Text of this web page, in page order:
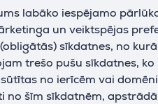
labāko iespējamo
un veiktspējas
sīkdatnes, no
trešo pušu sīkdatnes,
sūtītas no ierīcēm vai
no šīm sīkdatnēm,